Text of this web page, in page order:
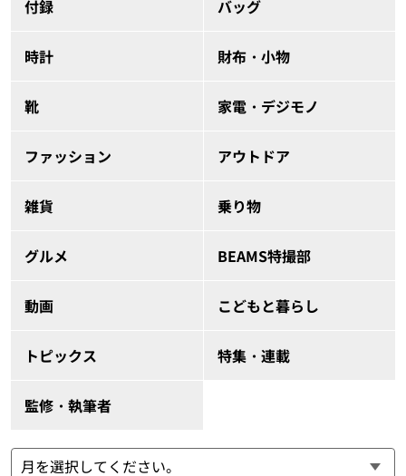
付録 バッグ
時計 財布・小物
靴 家電・デジモノ
ファッション アウトドア
雑貨 乗り物
グルメ BEAMS特撮部
動画 こどもと暮らし
トピックス 特集・連載
監修・執筆者